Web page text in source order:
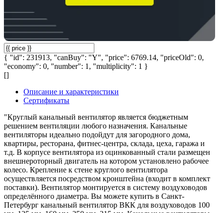
{ "id": 231913, "canBuy": "Y", "price": 6769.14, "priceOld": 0,
"economy": 0, "number": 1, "multiplicity": 1 }
[]
Описание и характеристики
Сертификаты
"Круглый канальный вентилятор является бюджетным
решением вентиляции любого назначения. Канальные
вентиляторы идеально подойдут для загородного дома,
квартиры, ресторана, фитнес-центра, склада, цеха, гаража и
т.д. В корпусе вентилятора из оцинкованный стали размещен
внешнероторный двигатель на котором установлено рабочее
колесо. Крепление к стене круглого вентилятора
осуществляется посредством кронштейна (входит в комплект
поставки). Вентилятор монтируется в систему воздуховодов
определённого диаметра. Вы можете купить в Санкт-
Петербург канальный вентилятор ВКК для воздуховодов 100